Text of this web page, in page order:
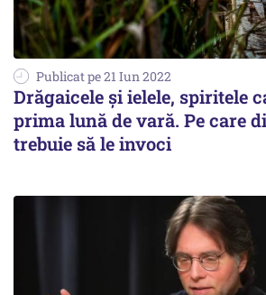
Publicat pe 21 Iun 2022
Drăgaicele și ielele, spiritele
prima lună de vară. Pe care
trebuie să le invoci